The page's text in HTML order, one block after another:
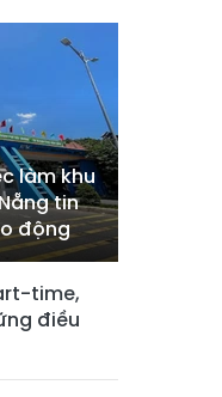
làm khu
tin
động
time,
điều